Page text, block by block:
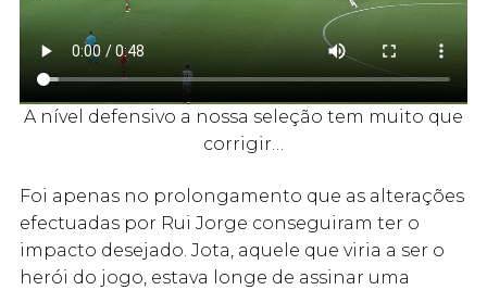
A nível defensivo a nossa seleção tem muito que
corrigir…
Foi apenas no prolongamento que as alterações
efectuadas por Rui Jorge conseguiram ter o
impacto desejado. Jota, aquele que viria a ser o
herói do jogo, estava longe de assinar uma